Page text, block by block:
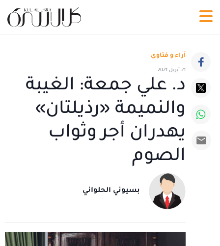
آراء و فتاوى
21 أبريل 2021
د. علي جمعة: الغيبة
والنميمة «رذيلتان»
يهدران أجر وثواب
الصوم
بسيوني الحلواني